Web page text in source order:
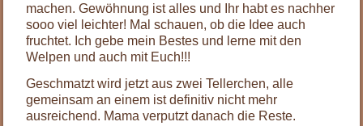
machen. Gewöhnung ist alles und Ihr habt es nachher
sooo viel leichter! Mal schauen, ob die Idee auch
fruchtet. Ich gebe mein Bestes und lerne mit den
Welpen und auch mit Euch!!!
Geschmatzt wird jetzt aus zwei Tellerchen, alle
gemeinsam an einem ist definitiv nicht mehr
ausreichend. Mama verputzt danach die Reste.